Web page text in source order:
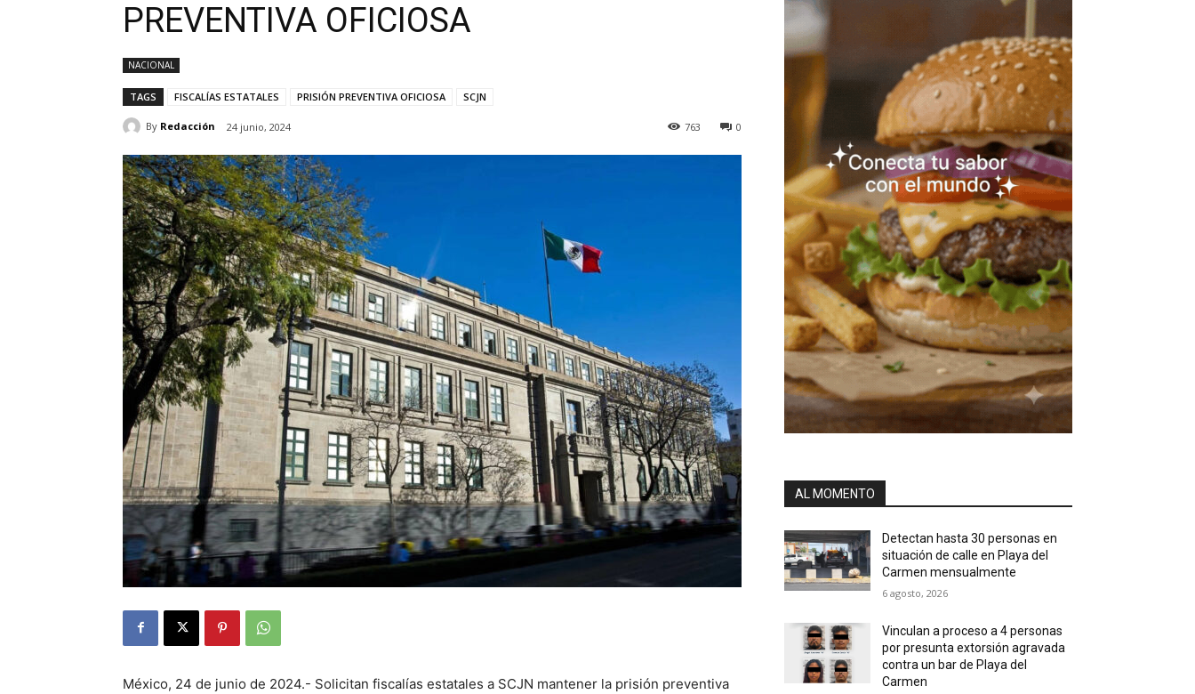
PREVENTIVA OFICIOSA
NACIONAL
TAGS FISCALÍAS ESTATALES PRISIÓN PREVENTIVA OFICIOSA SCJN
By Redacción 24 junio, 2024 0
763
México, 24 de junio de 2024.- Solicitan fiscalías estatales a SCJN mantener la prisión preventiva
AL MOMENTO
Detectan hasta 30 personas en
situación de calle en Playa del
Carmen mensualmente
6 agosto, 2026
Vinculan a proceso a 4 personas
por presunta extorsión agravada
contra un bar de Playa del
Carmen